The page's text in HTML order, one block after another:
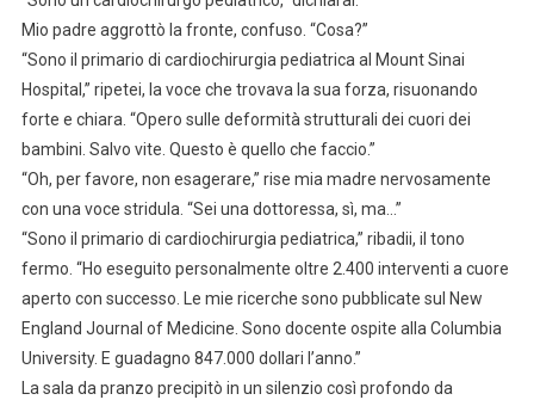
Mio padre aggrottò la fronte, confuso. “Cosa?”
“Sono il primario di cardiochirurgia pediatrica al Mount Sinai
Hospital,” ripetei, la voce che trovava la sua forza, risuonando
forte e chiara. “Opero sulle deformità strutturali dei cuori dei
bambini. Salvo vite. Questo è quello che faccio.”
“Oh, per favore, non esagerare,” rise mia madre nervosamente
con una voce stridula. “Sei una dottoressa, sì, ma…”
“Sono il primario di cardiochirurgia pediatrica,” ribadii, il tono
fermo. “Ho eseguito personalmente oltre 2.400 interventi a cuore
aperto con successo. Le mie ricerche sono pubblicate sul New
England Journal of Medicine. Sono docente ospite alla Columbia
University. E guadagno 847.000 dollari l’anno.”
La sala da pranzo precipitò in un silenzio così profondo da